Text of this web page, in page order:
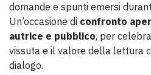
domande e spunti emersi
Un’occasione di confronto
autrice e pubblico, per
vissuta e il valore della lettura
dialogo.